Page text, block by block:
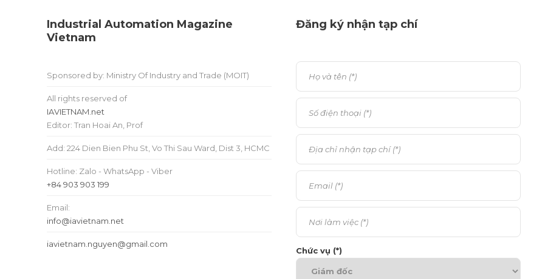
Industrial Automation Magazine
Vietnam
Sponsored by: Ministry Of Industry and Trade (MOIT)
All rights reserved of
IAVIETNAM.net
Editor: Tran Hoai An, Prof
Add: 224 Dien Bien Phu St, Vo Thi Sau Ward, Dist 3, HCMC
Hotline: Zalo - WhatsApp - Viber
+84 903 903 199
Email:
info@iavietnam.net
iavietnam.nguyen@gmail.com
Đăng ký nhận tạp chí
Chức vụ (*)